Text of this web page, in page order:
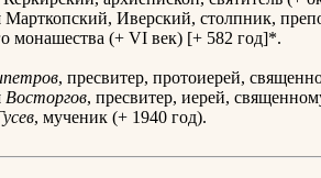
Марткопский, Иверский, столпник,
монашества (+ VI век) [+ 582 год]*.
, пресвитер, протоиерей,
Восторгов, пресвитер, иерей,
, мученик (+ 1940 год).